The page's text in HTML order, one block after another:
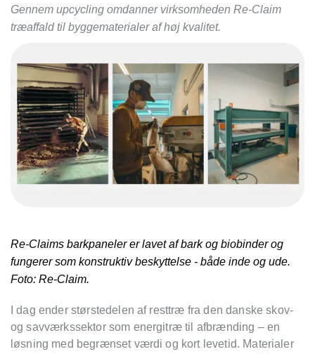
Gennem upcycling omdanner virksomheden Re-Claim
træaffald til byggematerialer af høj kvalitet.
Re-Claims barkpaneler er lavet af bark og biobinder og
fungerer som konstruktiv beskyttelse - både inde og ude.
Foto: Re-Claim.
I dag ender størstedelen af resttræ fra den danske skov-
og savværkssektor som energitræ til afbrænding – en
løsning med begrænset værdi og kort levetid. Materialer